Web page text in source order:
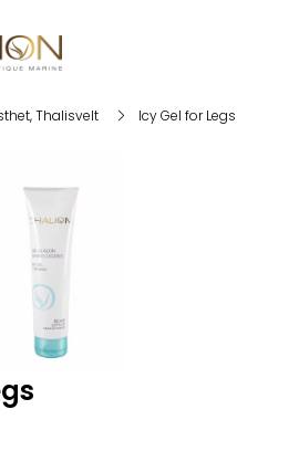
,Thalisvelt Icy Gel for Legs